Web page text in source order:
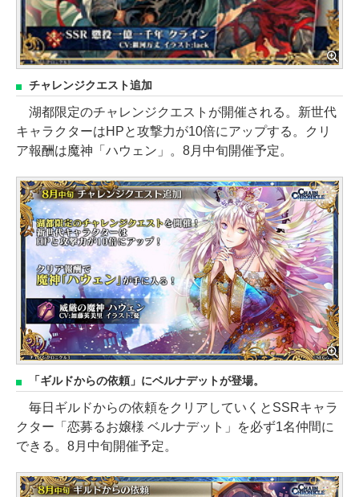
チャレンジクエスト追加
湖都限定のチャレンジクエストが開催される。新世代
キャラクターはHPと攻撃力が10倍にアップする。クリ
ア報酬は魔神「ハウェン」。8月中旬開催予定。
「ギルドからの依頼」にベルナデットが登場。
毎日ギルドからの依頼をクリアしていくとSSRキャラ
クター「恋募るお嬢様 ベルナデット」を必ず1名仲間に
できる。8月中旬開催予定。